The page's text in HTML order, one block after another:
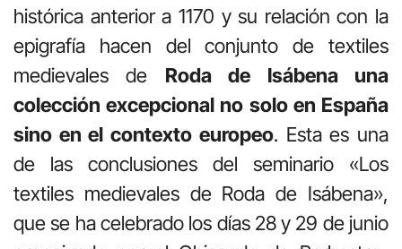
histórica anterior a 1170 y su relación con la
epigrafía hacen del conjunto de textiles
medievales de Roda de Isábena una
colección excepcional no solo en España
sino en el contexto europeo. Esta es una
de las conclusiones del seminario «Los
textiles medievales de Roda de Isábena»,
que se ha celebrado los días 28 y 29 de junio